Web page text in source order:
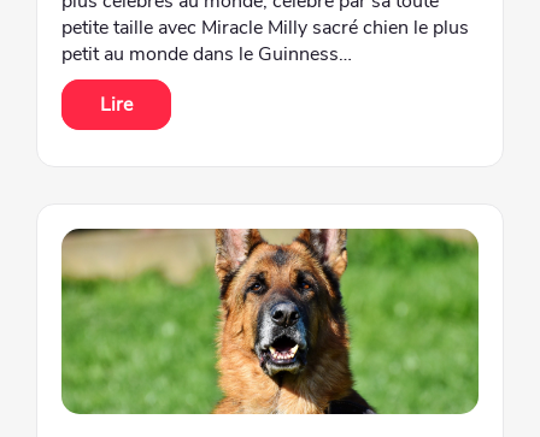
petite taille avec Miracle Milly sacré chien le plus
petit au monde dans le Guinness…
Lire